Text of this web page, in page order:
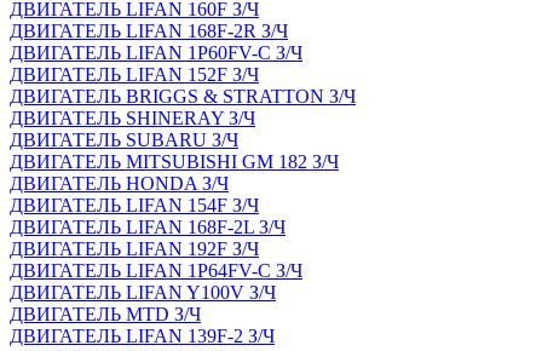
ДВИГАТЕЛЬ LIFAN 160F З/Ч
ДВИГАТЕЛЬ LIFAN 168F-2R З/Ч
ДВИГАТЕЛЬ LIFAN 1P60FV-C З/Ч
ДВИГАТЕЛЬ LIFAN 152F З/Ч
ДВИГАТЕЛЬ BRIGGS & STRATTON З/Ч
ДВИГАТЕЛЬ SHINERAY З/Ч
ДВИГАТЕЛЬ SUBARU З/Ч
ДВИГАТЕЛЬ MITSUBISHI GM 182 З/Ч
ДВИГАТЕЛЬ HONDA З/Ч
ДВИГАТЕЛЬ LIFAN 154F З/Ч
ДВИГАТЕЛЬ LIFAN 168F-2L З/Ч
ДВИГАТЕЛЬ LIFAN 192F З/Ч
ДВИГАТЕЛЬ LIFAN 1P64FV-C З/Ч
ДВИГАТЕЛЬ LIFAN Y100V З/Ч
ДВИГАТЕЛЬ MTD З/Ч
ДВИГАТЕЛЬ LIFAN 139F-2 З/Ч